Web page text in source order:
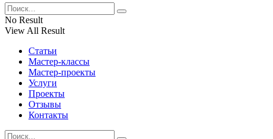
No Result
View All Result
Статьи
Мастер-классы
Мастер-проекты
Услуги
Проекты
Отзывы
Контакты